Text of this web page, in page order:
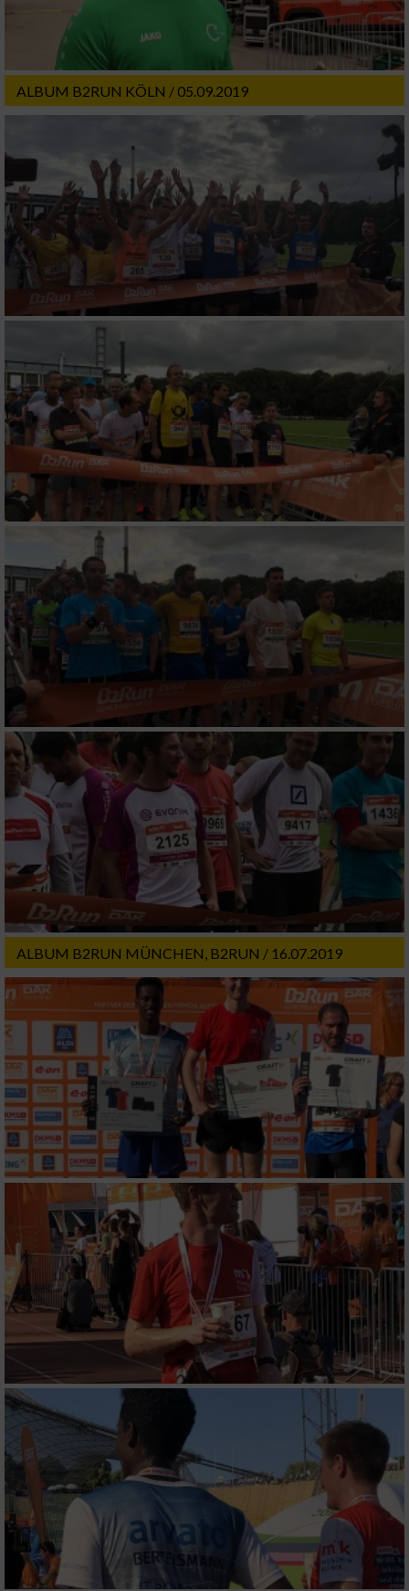
ALBUM B2RUN KÖLN / 05.09.2019
ALBUM B2RUN MÜNCHEN, B2RUN / 16.07.2019